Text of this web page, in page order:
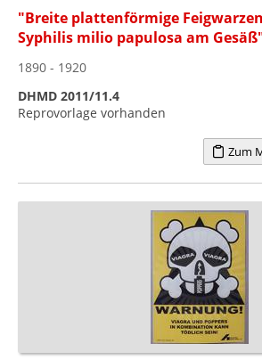
"Breite plattenförmige
Syphilis milio papulosa am
1890 - 1920
DHMD 2011/11.4
Reprovorlage vorhanden
Zum